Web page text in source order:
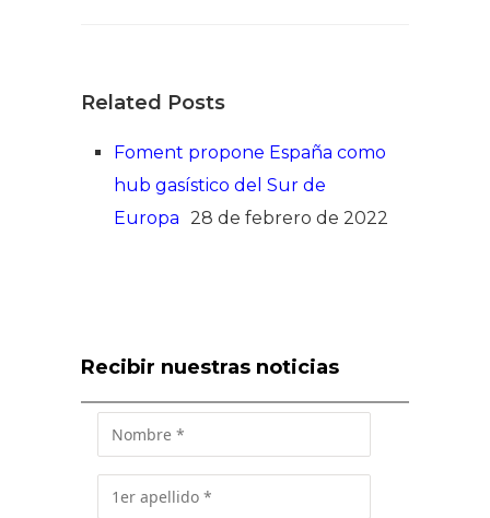
Related Posts
Foment propone España como
hub gasístico del Sur de
Europa 28 de febrero de 2022
Recibir nuestras noticias